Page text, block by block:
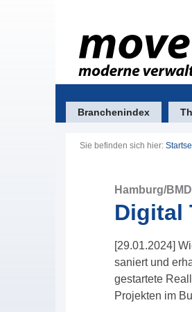
Branchenindex
Sie befinden sich hier:
Hamburg/
Digital
[29.01.2024]
saniert und
gestartete
Projekten im